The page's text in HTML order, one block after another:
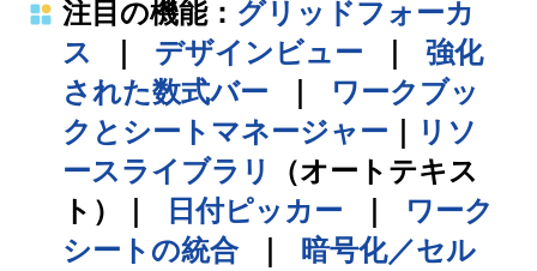
注目の機能： グリッドフォーカ
ス
デザインビュー
強化
された数式バー
ワークブッ
クとシートマネージャー
リソ
ースライブラリ
（オートテキス
ト）
日付ピッカー
ワーク
シートの統合
暗号化／セル